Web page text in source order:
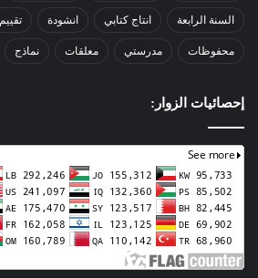
السنة الرابعة انتاج كتابي انشودة تقييم
محفوظات مدرستي معلقات نماذج
إحصائيات الزوار: